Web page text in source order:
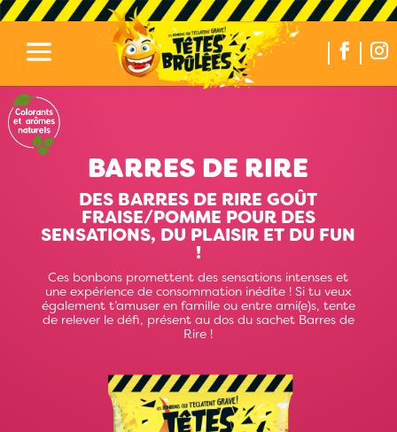
BARRES DE RIRE
DES BARRES DE RIRE GOÛT
FRAISE/POMME POUR DES
SENSATIONS, DU PLAISIR ET DU FUN
!
Ces bonbons promettent des sensations intenses et
une expérience de consommation inédite ! Si tu veux
également t’amuser en famille ou entre ami(e)s, tente
de relever le défi, présent au dos du sachet Barres de
Rire !